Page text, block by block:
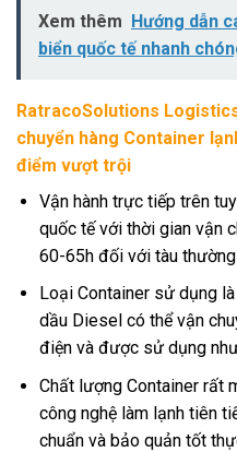
Xem thêm Hướng dẫn
biển quốc tế nhanh
RatracoSolutions
chuyển hàng Container
điểm vượt trội
Vận hành trực tiếp trên
quốc tế với thời gian vận
60-65h đối với tàu
Loại Container sử dụng
dầu Diesel có thể vận
điện và được sử dụng
Chất lượng Container rất
công nghệ làm lạnh tiên
chuẩn và bảo quản tốt